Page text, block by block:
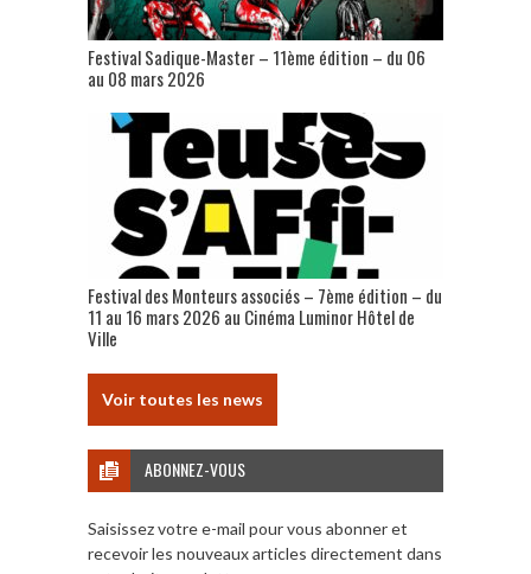
Festival Sadique-Master – 11ème édition – du 06
au 08 mars 2026
Festival des Monteurs associés – 7ème édition – du
11 au 16 mars 2026 au Cinéma Luminor Hôtel de
Ville
Voir toutes les news
ABONNEZ-VOUS
Saisissez votre e-mail pour vous abonner et
recevoir les nouveaux articles directement dans